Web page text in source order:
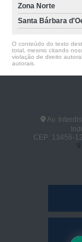
Zona Norte
Santa Bárbara
O conteúdo do texto
total, mesmo citando
violação de direito
autorais
Av.
CEP: 13456-